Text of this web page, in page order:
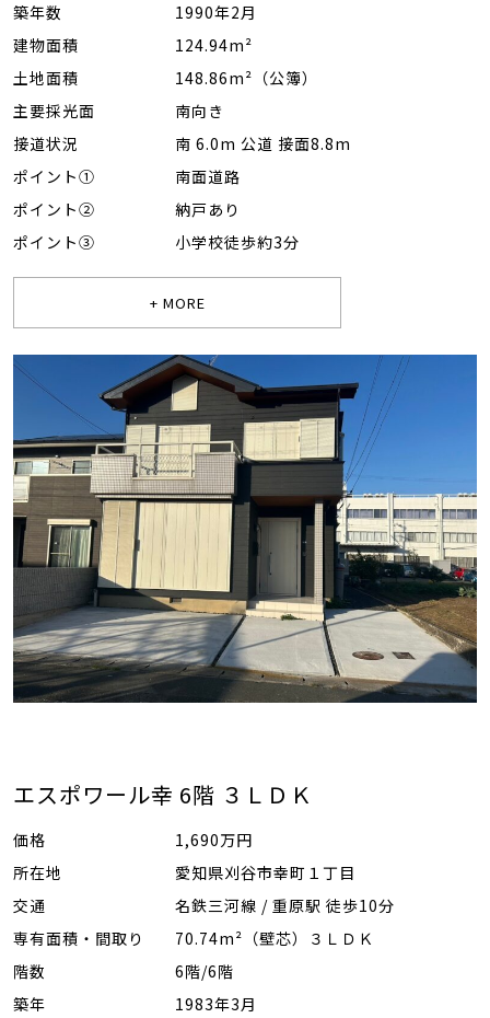
築年数
1990年2月
建物面積
124.94m²
土地面積
148.86m²（公簿）
主要採光面
南向き
接道状況
南 6.0m 公道 接面8.8m
ポイント①
南面道路
ポイント②
納戸あり
ポイント③
小学校徒歩約3分
+ MORE
エスポワール幸 6階 ３ＬＤＫ
価格
1,690万円
所在地
愛知県刈谷市幸町１丁目
交通
名鉄三河線 / 重原駅 徒歩10分
専有面積・間取り
70.74m²（壁芯）３ＬＤＫ
階数
6階/6階
築年
1983年3月